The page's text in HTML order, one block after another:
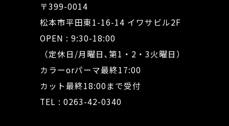
〒399-0014
松本市平田東1-16-14 イワサビル2F
OPEN : 9:30-18:00
（定休日/月曜日､第1・2・3火曜日）
カラーorパーマ最終17:00
カット最終18:00まで受付
TEL : 0263-42-0340